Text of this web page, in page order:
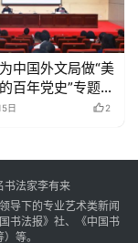
中国外文局做“美
百年党史”专题讲
日 2
书法家李有来
导下的专业艺术类新闻
书法报》社、《中国书
等。